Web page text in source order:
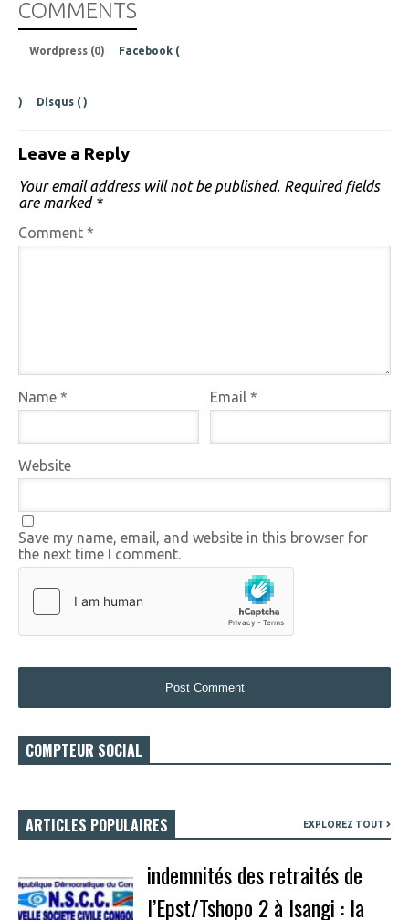
COMMENTS
Wordpress (0) Facebook (
) Disqus ( )
Leave a Reply
Your email address will not be published. Required fields
are marked *
Comment *
Name * Email*
Website
Save my name, email, and website in this browser for
the next time I comment.
COMPTEUR SOCIAL
ARTICLES POPULAIRES EXPLOREZ TOUT
indemnités des retraités de
l’Epst/Tshopo 2 à Isangi : la